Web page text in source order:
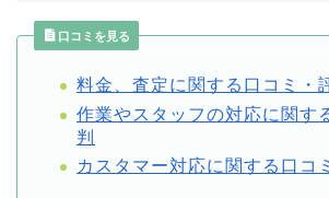
口コミを見る
料金、査定に関する口コミ・
作業やスタッフの対応に関す
判
カスタマー対応に関する口コ